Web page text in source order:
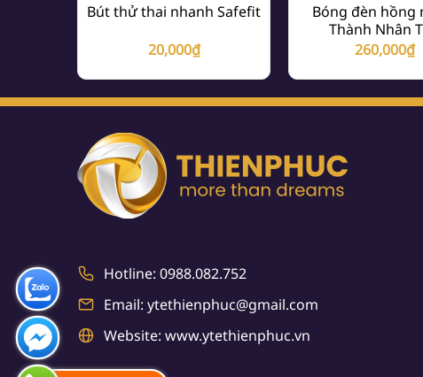
Bút thử thai nhanh Safefit
20,000₫
Bóng đèn hồng
Thành Nhân
260,000₫
Hotline: 0988.082.752
Email: ytethienphuc@gmail.com
Website: www.ytethienphuc.vn